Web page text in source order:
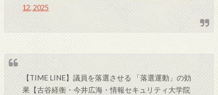
12, 2025
【TIME LINE】議員を落選させる 「落選運動」の効
果【古谷経衡・今井広海・情報セキュリティ大学院